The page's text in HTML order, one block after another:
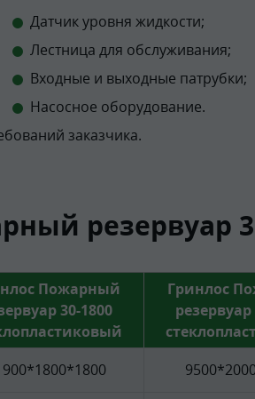
Датчик уровня жидкости;
Лестница для обслуживания;
Входные и выходные патрубки;
Насосное оборудование.
заказчика.
резервуар
Пожарный
30-1800
Гринлос
резервуар